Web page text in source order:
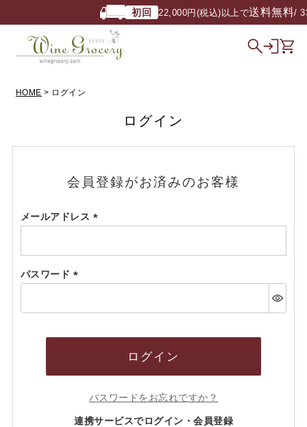
初回 22,000円(税込)以上で送料無料/
HOME ログイン
ログイン
会員登録がお済みのお客様
メールアドレス
須)
パスワード
須)
ログイン
パスワードをお忘れですか？
連携サービスでログイン・会員登録